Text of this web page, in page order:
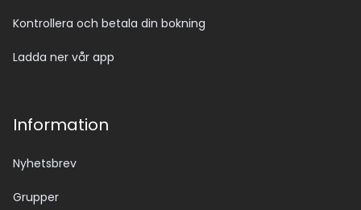
Kontrollera och betala din bokning
Ladda ner vår app
Information
Nyhetsbrev
Grupper